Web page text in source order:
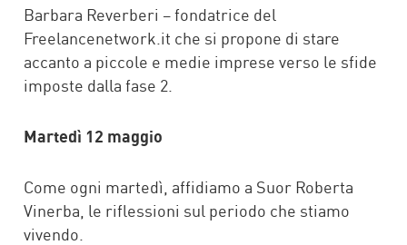
Barbara Reverberi – fondatrice del
Freelancenetwork.it che si propone di stare
accanto a piccole e medie imprese verso le sfide
imposte dalla fase 2.
Martedì 12 maggio
Come ogni martedì, affidiamo a Suor Roberta
Vinerba, le riflessioni sul periodo che stiamo
vivendo.